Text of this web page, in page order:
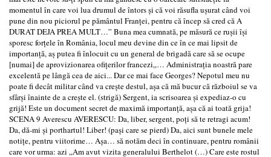
momentul în care voi lua drumul de întors şi că voi răsufla uşurat când voi
pune din nou piciorul pe pământul Franţei, pentru că încep să cred că A
DURAT DEJA PREA MULT…” Buna mea cumnată, pe măsură ce ruşii îşi
sporesc forţele în România, locul meu devine din ce în ce mai lipsit de
importanţă, aş putea fi înlocuit cu un general de brigadă care să se ocupe
[numai] de aprovizionarea ofiţerilor francezi„… Administraţia noastră pare
excelentă pe lângă cea de aici... Dar ce mai face Georges? Nepotul meu nu
poate fi decât militar când va creşte destul, aşa că mă bucur că războiul se va
sfârşi înainte de a creşte el. (strigă) Sergent, ia scrisoarea şi expediaz-o cu
grijă! Este un document secret de maximă importanţă, aşa că ai toată grija!
SCENA 9 Averescu AVERESCU: Da, liber, sergent, poţi să te retragi acum!
Da, dă-mi şi porthartul! Liber! (paşi care se pierd) Da, aici sunt bunele mele
notiţe, pentru viitorime… Aşa… să notăm deci în continuare, pentru românii
care vor urma: azi „Am avut vizita generalului Berthelot (…) Care este rostul